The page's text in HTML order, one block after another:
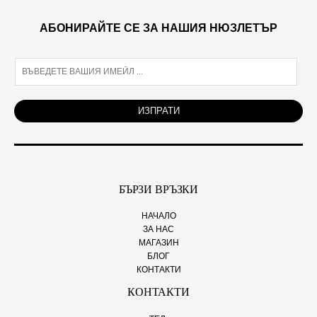
АБОНИРАЙТЕ СЕ ЗА НАШИЯ НЮЗЛЕТЪР
i
l
ИЗПРАТИ
БЪРЗИ ВРЪЗКИ
НАЧАЛО
ЗА НАС
МАГАЗИН
БЛОГ
КОНТАКТИ
КОНТАКТИ